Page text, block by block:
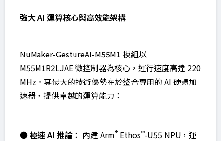
強大 AI 運算核心與高效能架構
NuMaker-GestureAI-M55M1 模組以
M55M1R2LJAE 微控制器為核心，運行速度高達 220
MHz。其最大的技術優勢在於整合專用的 AI 硬體加
速器，提供卓越的運算能力：
●極速 AI 推論 ： 內建 Arm® Ethos™-U55 NPU，運